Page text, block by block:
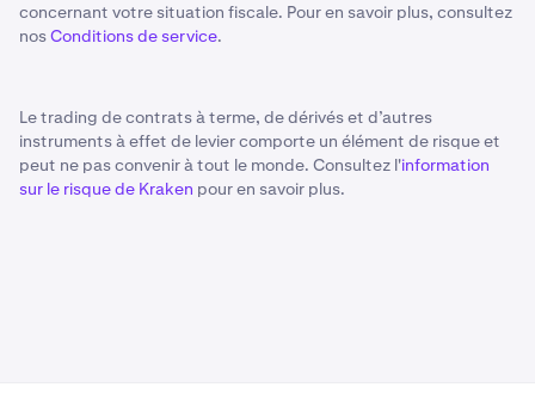
concernant votre situation fiscale. Pour en savoir plus, consultez
nosConditions de service.
Le trading de contrats à terme, de dérivés et d’autres
instruments à effet de levier comporte un élément de risque et
peut ne pas convenir à tout le monde. Consultez l'information
sur le risque de Kraken pour en savoir plus.